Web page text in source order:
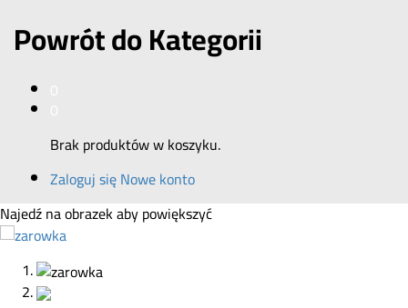
Powrót doKategorii
Brak produktów w koszyku.
Zaloguj sięNowe konto
Najedź na obrazek aby powiększyć